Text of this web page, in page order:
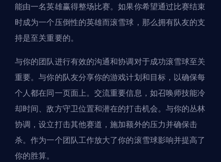
能由一名英雄赢得整场比赛。如果你希望通过比赛结束
时成为一个压倒性的英雄而滚雪球，那么拥有队友的支
持是至关重要的。
与你的团队进行有效的沟通和协调对于成功滚雪球至关
重要。与你的队友分享你的游戏计划和目标，以确保每
个人都在同一页面上。交流重要信息，如召唤师技能冷
却时间、敌方守卫位置和潜在的打击机会。与你的丛林
协调，设立打击其他赛道，施加额外的压力并确保击
杀。作为一个团队工作放大了你的滚雪球影响并提高了
你的胜算。